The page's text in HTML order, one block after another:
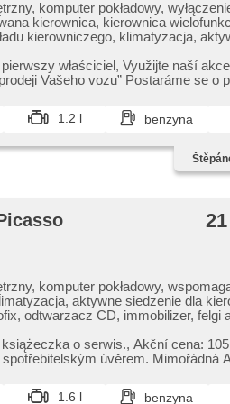
komputer pokładowy,
kierownica, kierownica
kierowniczego, klimatyzacja,
szyby, el. lusterka, zamykanie
manualna skrzynia biegów, ABS,
asystent pasa ruchu, 6x
właściciel,​ Využijte naší
Vašeho vozu” Postaráme se o
1.2 l benzyna
komputer pokładowy,
aktywne siedzenie dla
odtwarzacz CD, immobilizer, felgi
halogeny, tempomat, manualna
system kół (ASR), 6x
o serwis.,​ Akční cena:
financování vozu spotřebitelským
1.6 l benzyna